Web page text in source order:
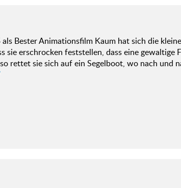
Bester Animationsfilm Kaum hat sich die
sie erschrocken feststellen, dass eine
rettet sie sich auf ein Segelboot, wo nach und